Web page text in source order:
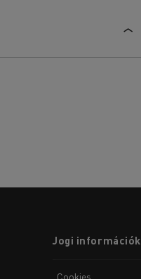
Jogi információk
Cookies